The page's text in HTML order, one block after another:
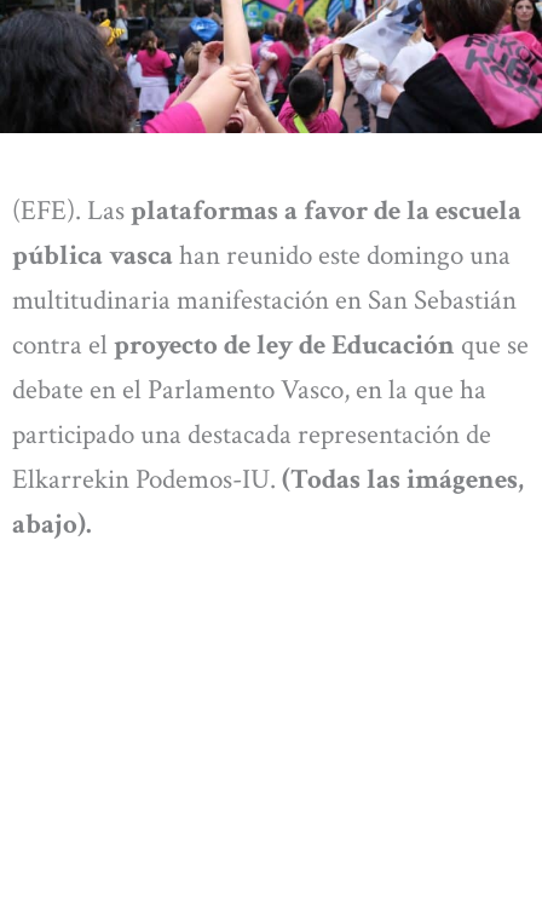
(EFE). Lasplataformas a favor de la escuela
pública vascahan reunido este domingo una
multitudinaria manifestación en San Sebastián
contra el proyecto de ley de Educación que se
debate en el Parlamento Vasco, en la que ha
participado una destacada representación de
Elkarrekin Podemos-IU. (Todas las imágenes,
abajo).